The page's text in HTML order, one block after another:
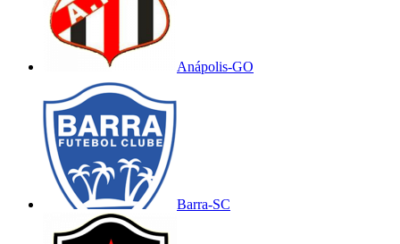
Anápolis-GO
Barra-SC